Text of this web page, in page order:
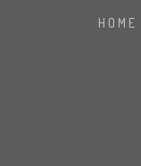
HOME